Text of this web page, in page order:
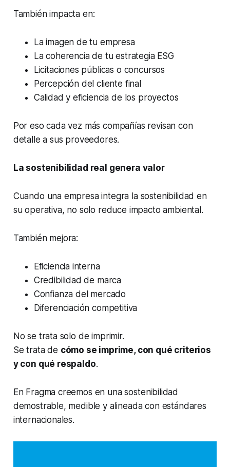
También impacta en:
La imagen de tu empresa
La coherencia de tu estrategia ESG
Licitaciones públicas o concursos
Percepción del cliente final
Calidad y eficiencia de los proyectos
Por eso cada vez más compañías revisan con
detalle a sus proveedores.
La sostenibilidad real genera valor
Cuando una empresa integra la sostenibilidad en
su operativa, no solo reduce impacto ambiental.
También mejora:
Eficiencia interna
Credibilidad de marca
Confianza del mercado
Diferenciación competitiva
No se trata solo de imprimir.
Se trata de cómo se imprime, con qué criterios
y con qué respaldo.
En Fragma creemos en una sostenibilidad
demostrable, medible y alineada con estándares
internacionales.